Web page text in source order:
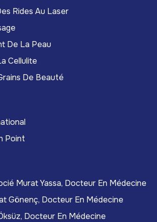
Rides Au Laser
De La Peau
Cellulite
De Beauté
Point
Murat Yassa, Docteur En Médecine
Gönenç, Docteur En Médecine
Docteur En Médecine